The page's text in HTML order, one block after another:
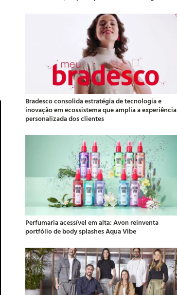
Bradesco consolida estratégia de tecnologia e
inovação em ecossistema que amplia a experiência
personalizada dos clientes
Perfumaria acessível em alta: Avon reinventa
portfólio de body splashes Aqua Vibe